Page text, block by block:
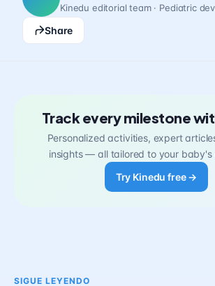
Kinedu editorial team · Pediatric
Share
Track every milestone
Personalized activities, expert
insights — all tailored to your baby's
Try Kinedu free →
SIGUE LEYENDO